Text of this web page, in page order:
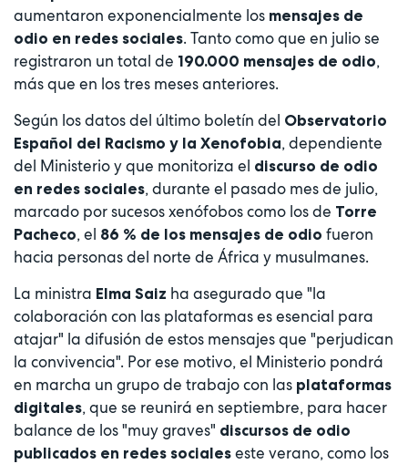
aumentaron exponencialmente los mensajes de
odio en redes sociales. Tanto como que en julio se
registraron un total de 190.000 mensajes de odio,
más que en los tres meses anteriores.
Según los datos del último boletín del Observatorio
Español del Racismo y la Xenofobia, dependiente
del Ministerio y que monitoriza el discurso de odio
en redes sociales, durante el pasado mes de julio,
marcado por sucesos xenófobos como los de Torre
Pacheco, el 86 % de los mensajes de odio fueron
hacia personas del norte de África y musulmanes.
La ministra Elma Saiz ha asegurado que "la
colaboración con las plataformas es esencial para
atajar" la difusión de estos mensajes que "perjudican
la convivencia". Por ese motivo, el Ministerio pondrá
en marcha un grupo de trabajo con las plataformas
digitales, que se reunirá en septiembre, para hacer
balance de los "muy graves" discursos de odio
publicados en redes sociales este verano, como los